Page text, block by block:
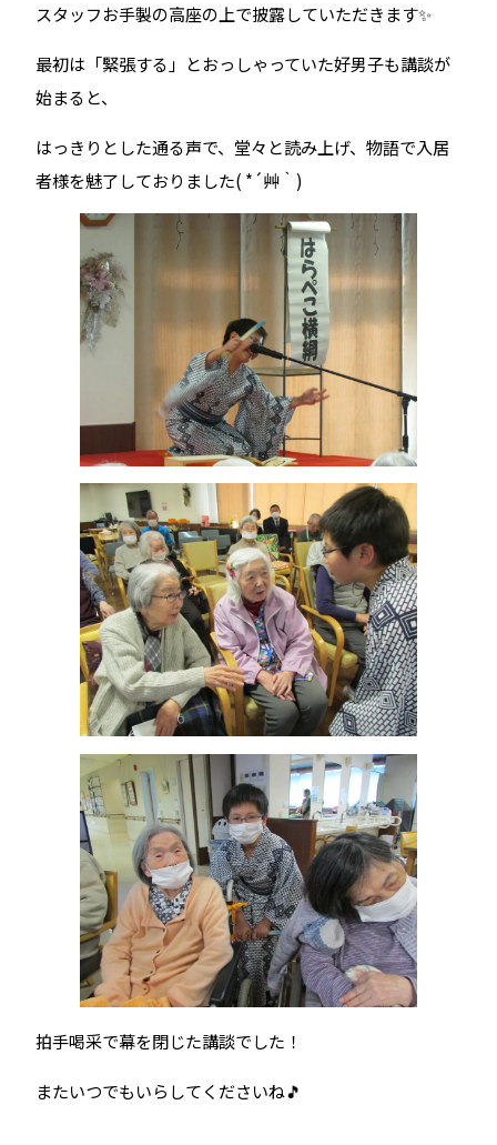
スタッフお手製の高座の上で披露していただきます✨
最初は「緊張する」とおっしゃっていた好男子も講談が
始まると、
はっきりとした通る声で、堂々と読み上げ、物語で入居
者様を魅了しておりました( *´艸｀)
拍手喝采で幕を閉じた講談でした！
またいつでもいらしてくださいね🎵